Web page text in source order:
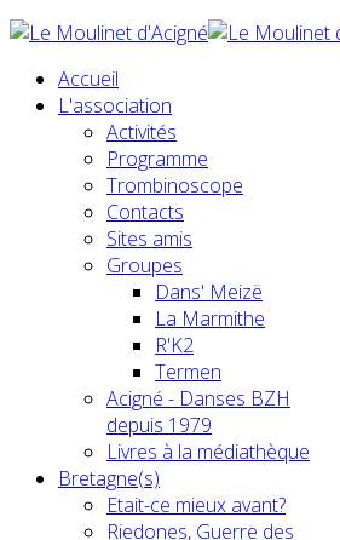
Accueil
L'association
Activités
Programme
Trombinoscope
Contacts
Sites amis
Groupes
Dans' Meizë
La Marmithe
R'K2
Termen
Acigné - Danses BZH
depuis 1979
Livres à la médiathèque
Bretagne(s)
Etait-ce mieux avant?
Riedones, Guerre des